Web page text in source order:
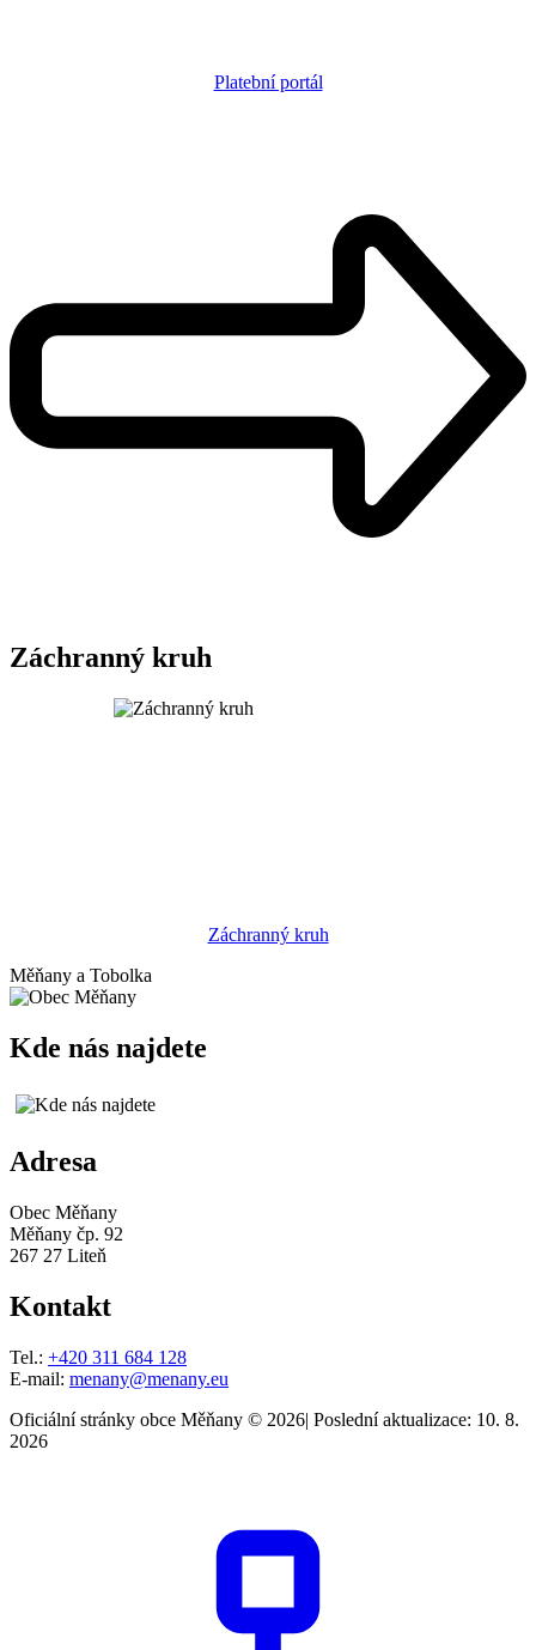
Platební portál
Záchranný kruh
Záchranný kruh
Měňany a Tobolka
Kde nás najdete
Adresa
Obec Měňany
Měňany čp. 92
267 27 Liteň
Kontakt
Tel.: +420 311 684 128
E-mail: menany@menany.eu
Oficiální stránky obce Měňany © 2026| Poslední aktualizace: 10. 8.
2026